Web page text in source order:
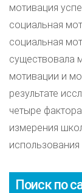
мотивация
социальная
социальная
существовала
мотивации и
результате
четыре
измерения
Поиск по